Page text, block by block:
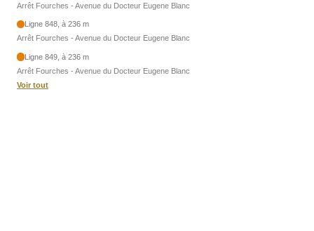
Arrêt Fourches - Avenue du Docteur Eugene Blanc
Ligne 848, à 236 m
Arrêt Fourches - Avenue du Docteur Eugene Blanc
Ligne 849, à 236 m
Arrêt Fourches - Avenue du Docteur Eugene Blanc
Voir tout